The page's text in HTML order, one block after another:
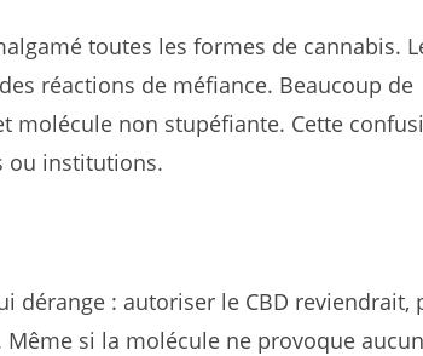
toutes les formes de cannabis.
réactions de méfiance. Beaucoup de
molécule non stupéfiante. Cette
ou institutions.
dérange : autoriser le CBD reviendrait,
si la molécule ne provoque